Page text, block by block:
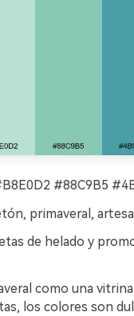
#88C9B5
primaveral,
de helado y
como una
los colores son